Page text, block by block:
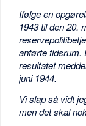
Ifølge en
1943 til den 20.
anførte tidsrum.
resultatet
juni 1944.
Vi slap så vidt
men det skal